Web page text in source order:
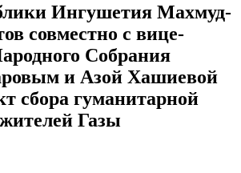
Ингушетия Махмуд-
совместно с вице-
Собрания
и Азой Хашиевой
сбора гуманитарной
Газы